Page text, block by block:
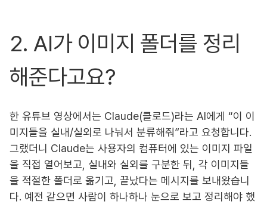
2. AI가 이미지 폴더를 정리
해준다고요?
한 유튜브 영상에서는 Claude(클로드)라는 AI에게 “이 이
미지들을 실내/실외로 나눠서 분류해줘”라고 요청합니다.
그랬더니 Claude는 사용자의 컴퓨터에 있는 이미지 파일
을 직접 열어보고, 실내와 실외를 구분한 뒤, 각 이미지들
을 적절한 폴더로 옮기고, 끝났다는 메시지를 보내왔습니
다. 예전 같으면 사람이 하나하나 눈으로 보고 정리해야 했